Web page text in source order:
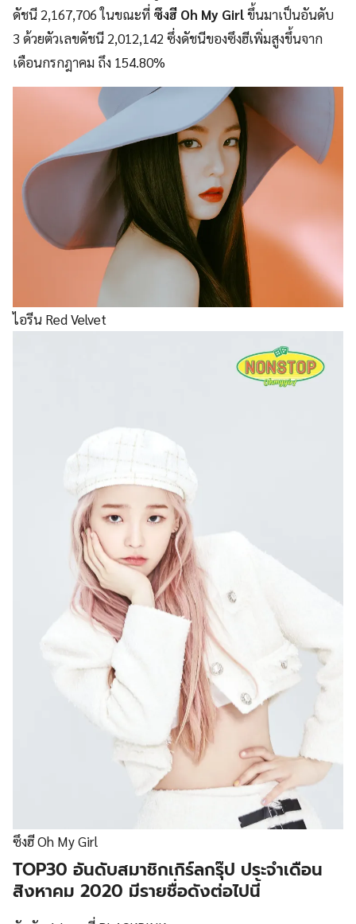
ดัชนี 2,167,706 ในขณะที่ ซึงฮี Oh My Girlขึ้นมาเป็นอันดับ
3 ด้วยตัวเลขดัชนี 2,012,142 ซึ่งดัชนีของซึงฮีเพิ่มสูงขึ้นจาก
เดือนกรกฎาคม ถึง 154.80%
ไอรีน Red Velvet
ซึงฮี Oh My Girl
TOP30 อันดับสมาชิกเกิร์ลกรุ๊ป ประจำเดือน
สิงหาคม 2020 มีรายชื่อดังต่อไปนี้